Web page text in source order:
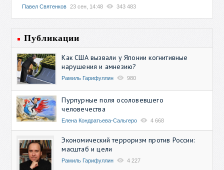
Павел Святенков 23 сен, 14:48 343 483
Публикации
Как США вызвали у Японии когнитивные
нарушения и амнезию?
Рамиль Гарифуллин 980
Пурпурные поля осоловевшего
человечества
Елена Кондратьева-Сальгеро 4 668
Экономический терроризм против России:
масштаб и цели
Рамиль Гарифуллин 4 227